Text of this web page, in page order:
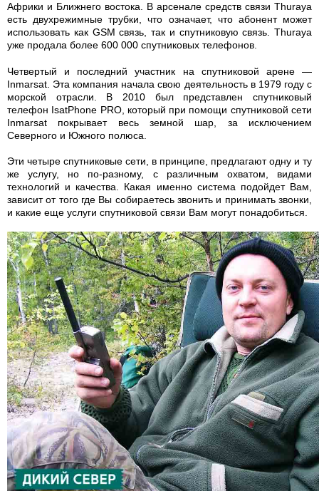
Африки и Ближнего востока. В арсенале средств связи Thuraya
есть двухрежимные трубки, что означает, что абонент может
использовать как GSM связь, так и спутниковую связь. Thuraya
уже продала более 600 000 спутниковых телефонов.
Четвертый и последний участник на спутниковой арене —
Inmarsat. Эта компания начала свою деятельность в 1979 году с
морской отрасли. В 2010 был представлен спутниковый
телефон IsatPhone PRO, который при помощи спутниковой сети
Inmarsat покрывает весь земной шар, за исключением
Северного и Южного полюса.
Эти четыре спутниковые сети, в принципе, предлагают одну и ту
же услугу, но по-разному, с различным охватом, видами
технологий и качества. Какая именно система подойдет Вам,
зависит от того где Вы собираетесь звонить и принимать звонки,
и какие еще услуги спутниковой связи Вам могут понадобиться.